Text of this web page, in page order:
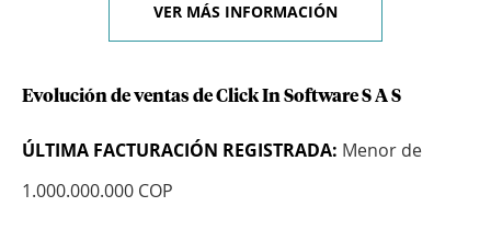
VER MÁS INFORMACIÓN
Evolución de ventas de Click In Software S A S
ÚLTIMA FACTURACIÓN REGISTRADA: Menor de
1.000.000.000 COP